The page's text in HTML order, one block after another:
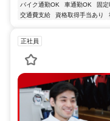
バイク通勤OK 車通勤OK 固定
交通費支給
資格取得手当あり
正社員